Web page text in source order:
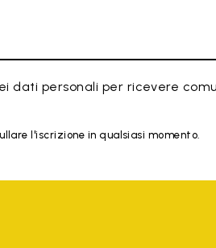
dati personali per ricevere
l'iscrizione in qualsiasi momento.